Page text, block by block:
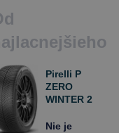
Pirelli P
ZERO
WINTER 2
97 W Zimné
Nie je